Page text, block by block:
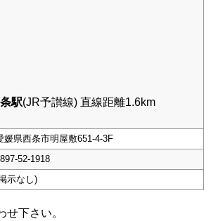
駅(JR予讃線) 直線距離1.6km
媛県西条市明屋敷651-4-3F
52-1918
示なし)
せ下さい。